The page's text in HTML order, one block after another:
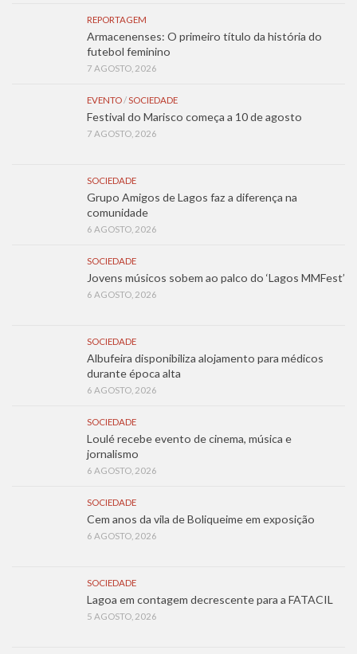
REPORTAGEM
Armacenenses: O primeiro título da história do
futebol feminino
7 AGOSTO, 2026
EVENTO / SOCIEDADE
Festival do Marisco começa a 10 de agosto
7 AGOSTO, 2026
SOCIEDADE
Grupo Amigos de Lagos faz a diferença na
comunidade
6 AGOSTO, 2026
SOCIEDADE
Jovens músicos sobem ao palco do ‘Lagos MMFest’
6 AGOSTO, 2026
SOCIEDADE
Albufeira disponibiliza alojamento para médicos
durante época alta
6 AGOSTO, 2026
SOCIEDADE
Loulé recebe evento de cinema, música e
jornalismo
6 AGOSTO, 2026
SOCIEDADE
Cem anos da vila de Boliqueime em exposição
6 AGOSTO, 2026
SOCIEDADE
Lagoa em contagem decrescente para a FATACIL
5 AGOSTO, 2026